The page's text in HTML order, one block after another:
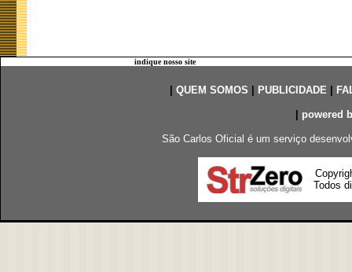
indique nosso site
QUEM SOMOS PUBLICIDADE|
powered
São Carlos Oficial é um serviço
Todos